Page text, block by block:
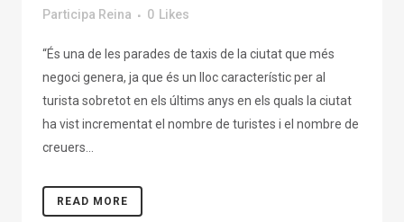
Participa Reina
0 Likes
“És una de les parades de taxis de la ciutat que més
negoci genera, ja que és un lloc característic per al
turista sobretot en els últims anys en els quals la ciutat
ha vist incrementat el nombre de turistes i el nombre de
creuers...
READ MORE